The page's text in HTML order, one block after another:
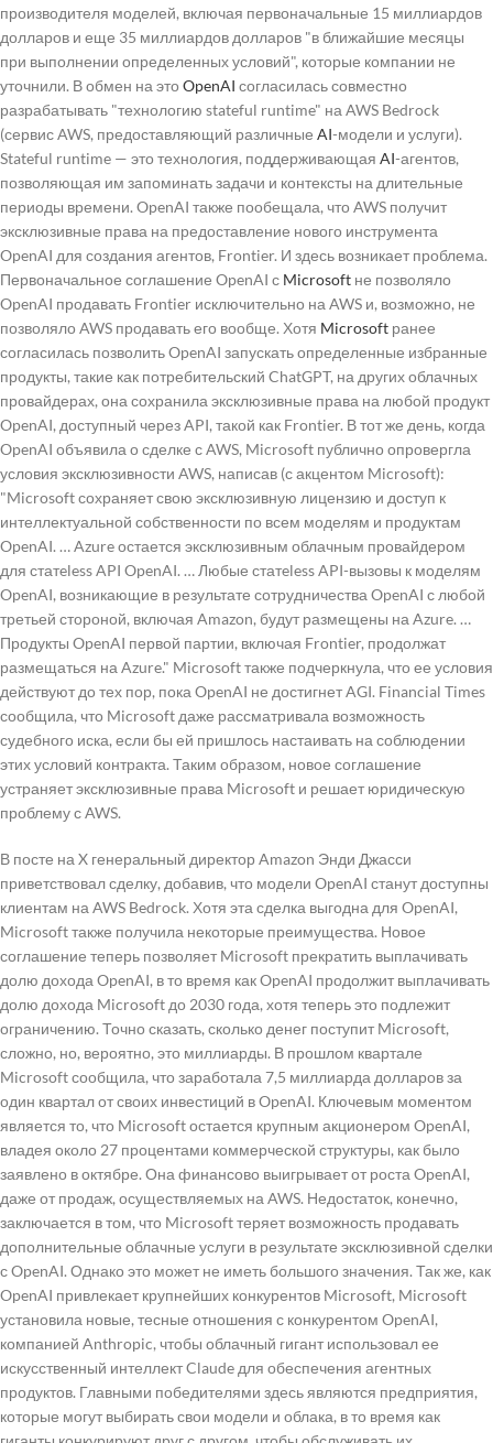
производителя моделей, включая первоначальные 15 миллиардов
долларов и еще 35 миллиардов долларов "в ближайшие месяцы
при выполнении определенных условий", которые компании не
уточнили. В обмен на это OpenAI согласилась совместно
разрабатывать "технологию stateful runtime" на AWS Bedrock
(сервис AWS, предоставляющий различные AI-модели и услуги).
Stateful runtime — это технология, поддерживающая AI-агентов,
позволяющая им запоминать задачи и контексты на длительные
периоды времени. OpenAI также пообещала, что AWS получит
эксклюзивные права на предоставление нового инструмента
OpenAI для создания агентов, Frontier. И здесь возникает проблема.
Первоначальное соглашение OpenAI с Microsoft не позволяло
OpenAI продавать Frontier исключительно на AWS и, возможно, не
позволяло AWS продавать его вообще. Хотя Microsoft ранее
согласилась позволить OpenAI запускать определенные избранные
продукты, такие как потребительский ChatGPT, на других облачных
провайдерах, она сохранила эксклюзивные права на любой продукт
OpenAI, доступный через API, такой как Frontier. В тот же день, когда
OpenAI объявила о сделке с AWS, Microsoft публично опровергла
условия эксклюзивности AWS, написав (с акцентом Microsoft):
"Microsoft сохраняет свою эксклюзивную лицензию и доступ к
интеллектуальной собственности по всем моделям и продуктам
OpenAI. … Azure остается эксклюзивным облачным провайдером
для статeless API OpenAI. … Любые статeless API-вызовы к моделям
OpenAI, возникающие в результате сотрудничества OpenAI с любой
третьей стороной, включая Amazon, будут размещены на Azure. …
Продукты OpenAI первой партии, включая Frontier, продолжат
размещаться на Azure." Microsoft также подчеркнула, что ее условия
действуют до тех пор, пока OpenAI не достигнет AGI. Financial Times
сообщила, что Microsoft даже рассматривала возможность
судебного иска, если бы ей пришлось настаивать на соблюдении
этих условий контракта. Таким образом, новое соглашение
устраняет эксклюзивные права Microsoft и решает юридическую
проблему с AWS.
В посте на X генеральный директор Amazon Энди Джасси
приветствовал сделку, добавив, что модели OpenAI станут доступны
клиентам на AWS Bedrock. Хотя эта сделка выгодна для OpenAI,
Microsoft также получила некоторые преимущества. Новое
соглашение теперь позволяет Microsoft прекратить выплачивать
долю дохода OpenAI, в то время как OpenAI продолжит выплачивать
долю дохода Microsoft до 2030 года, хотя теперь это подлежит
ограничению. Точно сказать, сколько денег поступит Microsoft,
сложно, но, вероятно, это миллиарды. В прошлом квартале
Microsoft сообщила, что заработала 7,5 миллиарда долларов за
один квартал от своих инвестиций в OpenAI. Ключевым моментом
является то, что Microsoft остается крупным акционером OpenAI,
владея около 27 процентами коммерческой структуры, как было
заявлено в октябре. Она финансово выигрывает от роста OpenAI,
даже от продаж, осуществляемых на AWS. Недостаток, конечно,
заключается в том, что Microsoft теряет возможность продавать
дополнительные облачные услуги в результате эксклюзивной сделки
с OpenAI. Однако это может не иметь большого значения. Так же, как
OpenAI привлекает крупнейших конкурентов Microsoft, Microsoft
установила новые, тесные отношения с конкурентом OpenAI,
компанией Anthropic, чтобы облачный гигант использовал ее
искусственный интеллект Claude для обеспечения агентных
продуктов. Главными победителями здесь являются предприятия,
которые могут выбирать свои модели и облака, в то время как